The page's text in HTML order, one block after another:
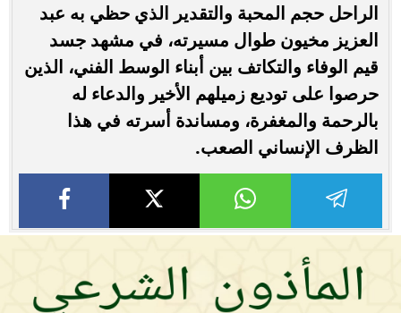
الراحل حجم المحبة والتقدير الذي حظي به عبد
العزيز مخيون طوال مسيرته، في مشهد جسد
قيم الوفاء والتكاتف بين أبناء الوسط الفني، الذين
حرصوا على توديع زميلهم الأخير والدعاء له
بالرحمة والمغفرة، ومساندة أسرته في هذا
الظرف الإنساني الصعب.